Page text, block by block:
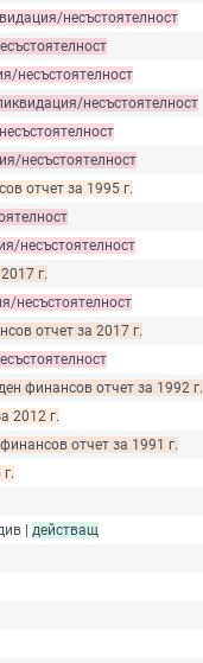
несъстоятелност
несъстоятелност
несъстоятелност
несъстоятелност
отчет за 1995 г.
несъстоятелност
г.
несъстоятелност
отчет за 2017 г.
финансов отчет за 1992 г.
2012 г.
отчет за 1991 г.
| действащ